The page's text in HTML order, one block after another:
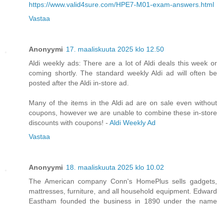
https://www.valid4sure.com/HPE7-M01-exam-answers.html
Vastaa
Anonyymi 17. maaliskuuta 2025 klo 12.50
Aldi weekly ads: There are a lot of Aldi deals this week or
coming shortly. The standard weekly Aldi ad will often be
posted after the Aldi in-store ad.
Many of the items in the Aldi ad are on sale even without
coupons, however we are unable to combine these in-store
discounts with coupons! - Aldi Weekly Ad
Vastaa
Anonyymi 18. maaliskuuta 2025 klo 10.02
The American company Conn's HomePlus sells gadgets,
mattresses, furniture, and all household equipment. Edward
Eastham founded the business in 1890 under the name